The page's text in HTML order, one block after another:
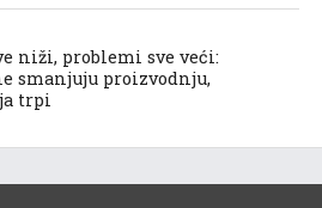
niži, problemi sve veći:
smanjuju proizvodnju,
trpi